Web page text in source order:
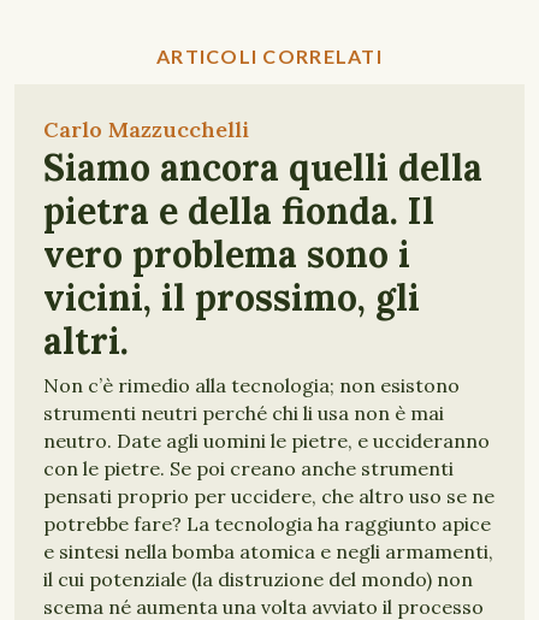
ARTICOLI CORRELATI
Carlo Mazzucchelli
Siamo ancora quelli della
pietra e della fionda. Il
vero problema sono i
vicini, il prossimo, gli
altri.
Non c’è rimedio alla tecnologia; non esistono
strumenti neutri perché chi li usa non è mai
neutro. Date agli uomini le pietre, e uccideranno
con le pietre. Se poi creano anche strumenti
pensati proprio per uccidere, che altro uso se ne
potrebbe fare? La tecnologia ha raggiunto apice
e sintesi nella bomba atomica e negli armamenti,
il cui potenziale (la distruzione del mondo) non
scema né aumenta una volta avviato il processo